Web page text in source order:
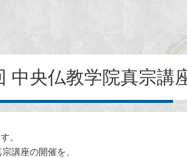
中央仏教学院真宗講
。
講座の開催を、